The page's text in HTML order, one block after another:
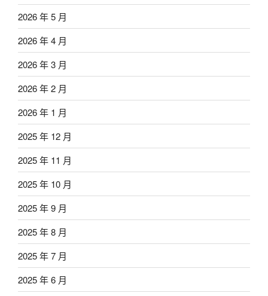
2026 年 5 月
2026 年 4 月
2026 年 3 月
2026 年 2 月
2026 年 1 月
2025 年 12 月
2025 年 11 月
2025 年 10 月
2025 年 9 月
2025 年 8 月
2025 年 7 月
2025 年 6 月